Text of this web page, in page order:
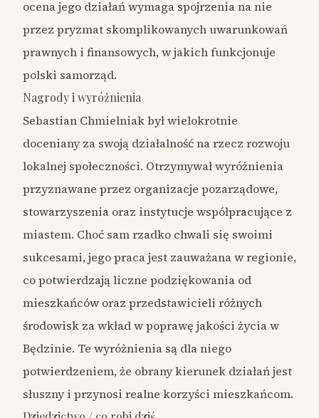
ocena jego działań wymaga spojrzenia na nie
przez pryzmat skomplikowanych uwarunkowań
prawnych i finansowych, w jakich funkcjonuje
polski samorząd.
Nagrody i wyróżnienia
Sebastian Chmielniak był wielokrotnie
doceniany za swoją działalność na rzecz rozwoju
lokalnej społeczności. Otrzymywał wyróżnienia
przyznawane przez organizacje pozarządowe,
stowarzyszenia oraz instytucje współpracujące z
miastem. Choć sam rzadko chwali się swoimi
sukcesami, jego praca jest zauważana w regionie,
co potwierdzają liczne podziękowania od
mieszkańców oraz przedstawicieli różnych
środowisk za wkład w poprawę jakości życia w
Będzinie. Te wyróżnienia są dla niego
potwierdzeniem, że obrany kierunek działań jest
słuszny i przynosi realne korzyści mieszkańcom.